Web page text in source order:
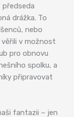
předseda
drážka. To
nebo
v možnost
pro obnovu
spolku, a
připravovat
fantazii – jen